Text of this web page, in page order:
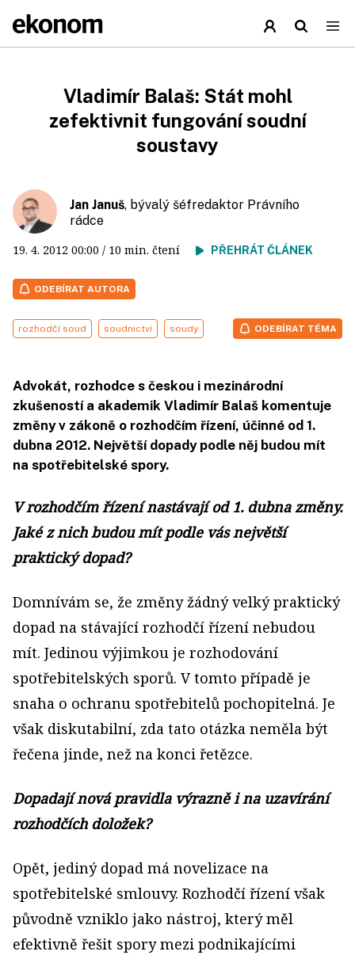
Vladimír Balaš: Stát mohl
zefektivnit fungování soudní
soustavy
Jan Januš, bývalý šéfredaktor Právního
rádce
19. 4. 2012 00:00 / 10 min. čtení PŘEHRÁT ČLÁNEK
ODEBÍRAT AUTORA
rozhodčí soud soudnictví soudy ODEBÍRAT TÉMA
Advokát, rozhodce s českou i mezinárodní
zkušeností a akademik Vladimír Balaš komentuje
změny v zákoně o rozhodčím řízení, účinné od 1.
dubna 2012. Největší dopady podle něj budou mít
na spotřebitelské spory.
V rozhodčím řízení nastávají od 1. dubna změny.
Jaké z nich budou mít podle vás největší
praktický dopad?
Domnívám se, že změny žádný velký praktický
dopad na stávající rozhodčí řízení nebudou
mít. Jedinou výjimkou je rozhodování
spotřebitelských sporů. V tomto případě je
snaha o ochranu spotřebitelů pochopitelná. Je
však diskutabilní, zda tato otázka neměla být
řečena jinde, než na konci řetězce.
Dopadají nová pravidla výrazně i na uzavírání
rozhodčích doložek?
Opět, jediný dopad má novelizace na
spotřebitelské smlouvy. Rozhodčí řízení však
původně vzniklo jako nástroj, který měl
efektivně řešit spory mezi podnikajícími